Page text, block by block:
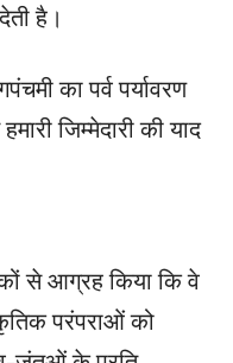
है।
का पर्व पर्यावरण
जिम्मेदारी की याद
से आग्रह किया कि वे
परंपराओं को